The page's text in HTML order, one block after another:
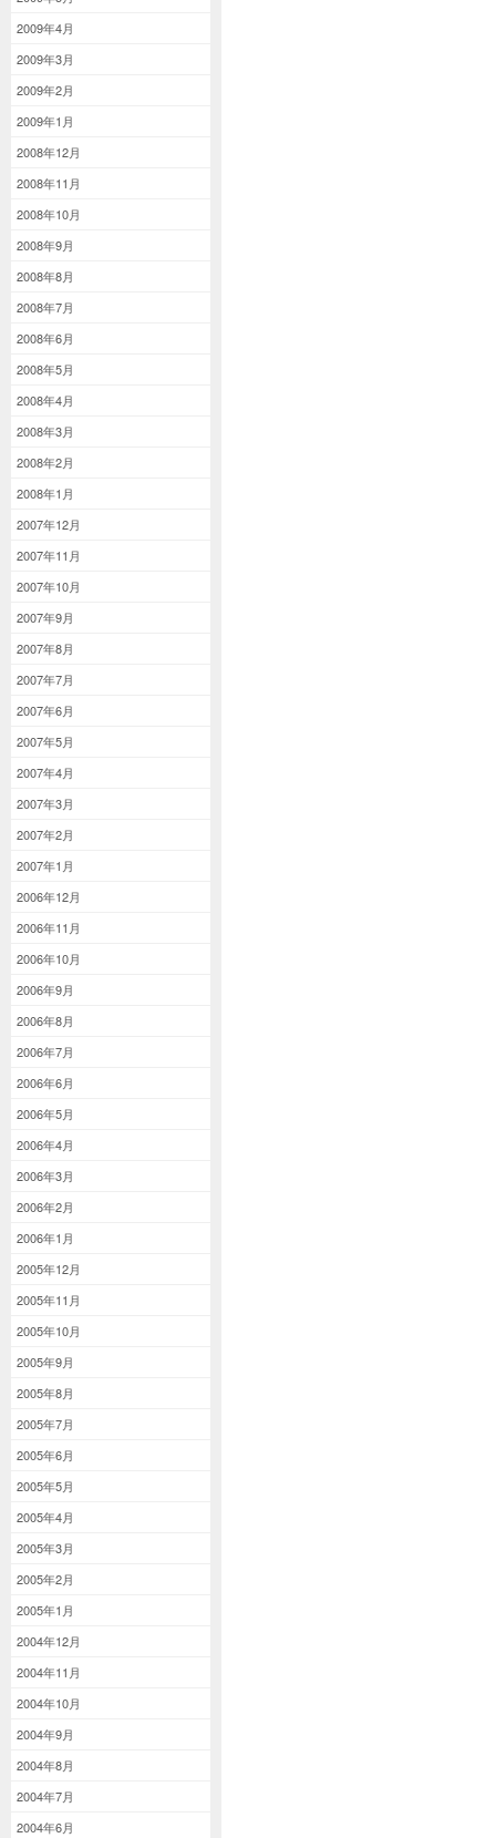
2009年4月
2009年3月
2009年2月
2009年1月
2008年12月
2008年11月
2008年10月
2008年9月
2008年8月
2008年7月
2008年6月
2008年5月
2008年4月
2008年3月
2008年2月
2008年1月
2007年12月
2007年11月
2007年10月
2007年9月
2007年8月
2007年7月
2007年6月
2007年5月
2007年4月
2007年3月
2007年2月
2007年1月
2006年12月
2006年11月
2006年10月
2006年9月
2006年8月
2006年7月
2006年6月
2006年5月
2006年4月
2006年3月
2006年2月
2006年1月
2005年12月
2005年11月
2005年10月
2005年9月
2005年8月
2005年7月
2005年6月
2005年5月
2005年4月
2005年3月
2005年2月
2005年1月
2004年12月
2004年11月
2004年10月
2004年9月
2004年8月
2004年7月
2004年6月